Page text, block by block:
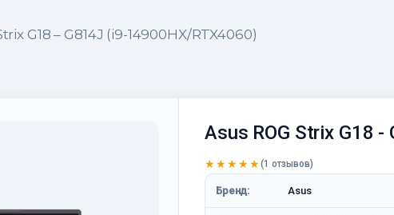
G18 – G814J (i9-14900HX/RTX4060)
Asus ROG Strix G18
★★★★★(1 отзывов)
Бренд: Asus